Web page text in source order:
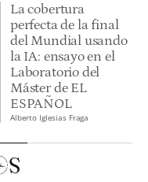
La cobertura
perfecta de la final
del Mundial usando
la IA: ensayo en el
Laboratorio del
Máster de EL
ESPAÑOL
Alberto Iglesias Fraga